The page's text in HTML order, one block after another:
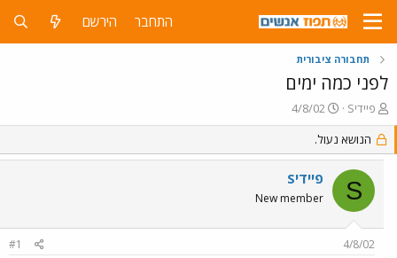
התחבר הירשם
תחבורה ציבורית
לפני כמה ימים
פ
ו
ת
ח
נ
Sפיידי
פ
ו
ר
ס
ם
ב
ת
4/8/02
הנושא נעול.
S Sפיידי
New member
4/8/02
#1